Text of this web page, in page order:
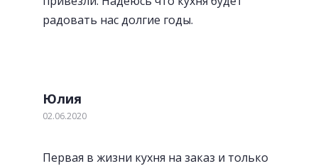
радовать нас долгие годы.
Юлия
02.06.2020
Первая в жизни кухня на заказ и только